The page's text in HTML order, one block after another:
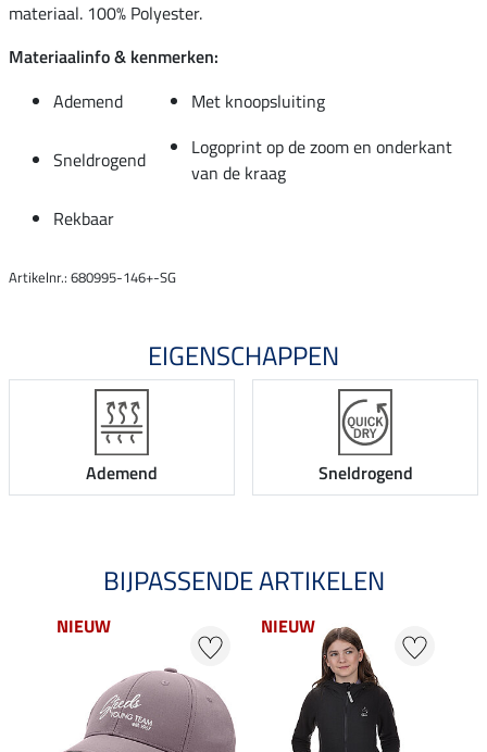
materiaal. 100% Polyester.
Materiaalinfo & kenmerken:
Ademend
Met knoopsluiting
Sneldrogend
Logoprint op de zoom en onderkant
van de kraag
Rekbaar
Artikelnr.: 680995-146+-SG
EIGENSCHAPPEN
Ademend Sneldrogend
BIJPASSENDE ARTIKELEN
NIEUW NIEUW